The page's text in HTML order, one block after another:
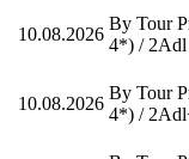
10.08.2026
By Tour
4*) / 2Adl
10.08.2026
By Tour
4*) /